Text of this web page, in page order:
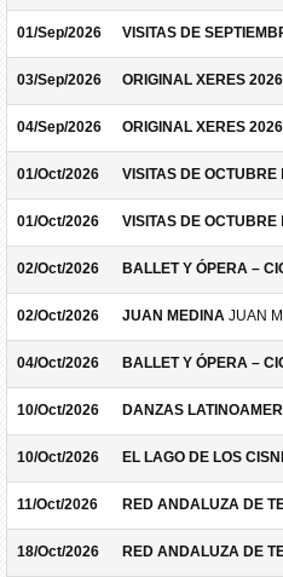
01/Sep/2026 VISITAS DE
03/Sep/2026 ORIGINAL XERES 2026
04/Sep/2026 ORIGINAL XERES 2026
01/Oct/2026 VISITAS DE OCTUBRE
01/Oct/2026 VISITAS DE OCTUBRE
02/Oct/2026 BALLET Y ÓPERA –
02/Oct/2026 JUAN MEDINA JUAN
04/Oct/2026 BALLET Y ÓPERA –
10/Oct/2026 DANZAS
10/Oct/2026 EL LAGO DE LOS
11/Oct/2026 RED ANDALUZA DE
18/Oct/2026 RED ANDALUZA DE